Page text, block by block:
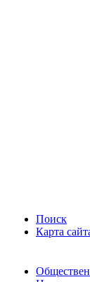
Поиск
Карта